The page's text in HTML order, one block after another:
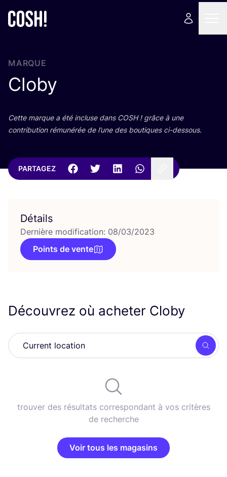
MARQUE
Cloby
Cette marque a été incluse dans COSH! grâce à une
contri­bu­tion rému­né­rée de l’une des bou­tiques ci-dessous.
PARTAGEZ
Détails
Dernière modification: 08/03/2023
Points de vente
Découvrez où acheter Cloby
trouver des résultats correspondant à vos critères
de recherche
Voir tous les magasins